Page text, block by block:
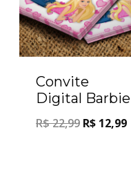
Convite
Digital Barbie
R$22,99 R$ 12,99